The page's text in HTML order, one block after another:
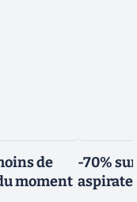
de
moment
-70%